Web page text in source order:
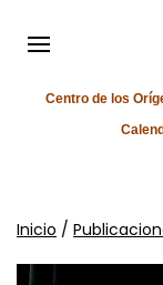
Centro de los
Inicio /